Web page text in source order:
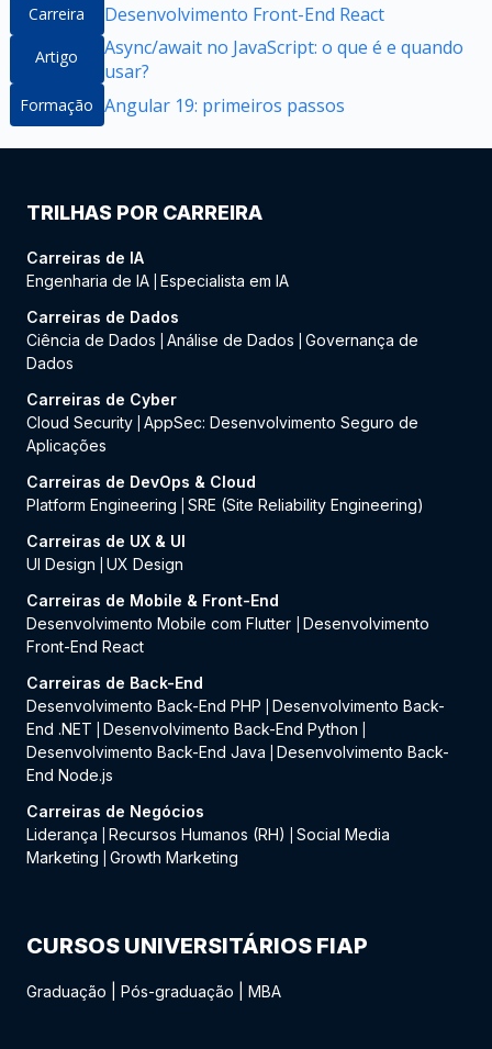
Carreira Desenvolvimento Front-End React
Artigo
Async/await no JavaScript: o que é e quando
usar?
Formação Angular 19: primeiros passos
TRILHAS POR CARREIRA
Carreiras de IA
Engenharia de IA Especialista em IA
Carreiras de Dados
Ciência de Dados
Análise de Dados
Governança de
Dados
Carreiras de Cyber
Cloud Security AppSec: Desenvolvimento Seguro de
Aplicações
Carreiras de DevOps & Cloud
Platform Engineering
SRE (Site Reliability Engineering)
Carreiras de UX & UI
UI Design
UX Design
Carreiras de Mobile & Front-End
Desenvolvimento Mobile com Flutter
Desenvolvimento
Front-End React
Carreiras de Back-End
Desenvolvimento Back-End PHP
Desenvolvimento Back-
End .NET
Desenvolvimento Back-End Python
Desenvolvimento Back-End Java
Desenvolvimento Back-
End Node.js
Carreiras de Negócios
Liderança
Recursos Humanos (RH)
Social Media
Marketing
Growth Marketing
CURSOS UNIVERSITÁRIOS FIAP
Graduação Pós-graduação MBA